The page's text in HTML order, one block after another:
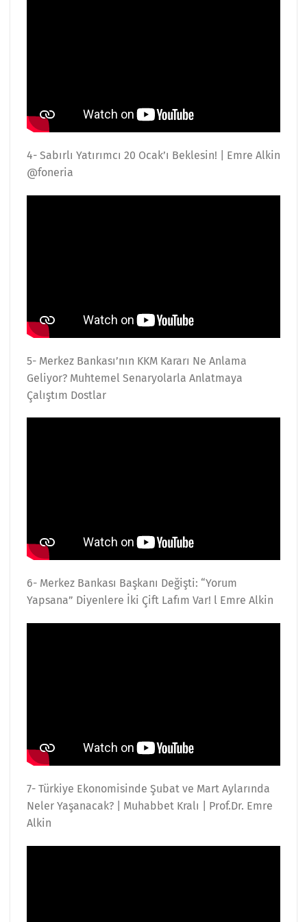
4- Sabırlı Yatırımcı 20 Ocak’ı Beklesin! | Emre Alkin
@foneria
5- Merkez Bankası’nın KKM Kararı Ne Anlama
Geliyor? Muhtemel Senaryolarla Anlatmaya
Çalıştım Dostlar
6- Merkez Bankası Başkanı Değişti: “Yorum
Yapsana” Diyenlere İki Çift Lafım Var! l Emre Alkin
7- Türkiye Ekonomisinde Şubat ve Mart Aylarında
Neler Yaşanacak? | Muhabbet Kralı | Prof.Dr. Emre
Alkin